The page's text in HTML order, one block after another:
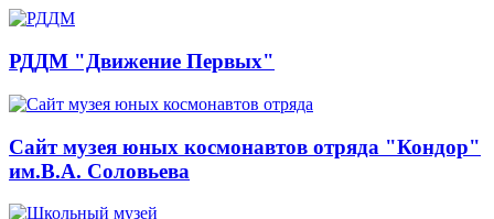
РДДМ "Движение Первых"
Сайт музея юных космонавтов отряда "Кондор"
им.В.А. Соловьева